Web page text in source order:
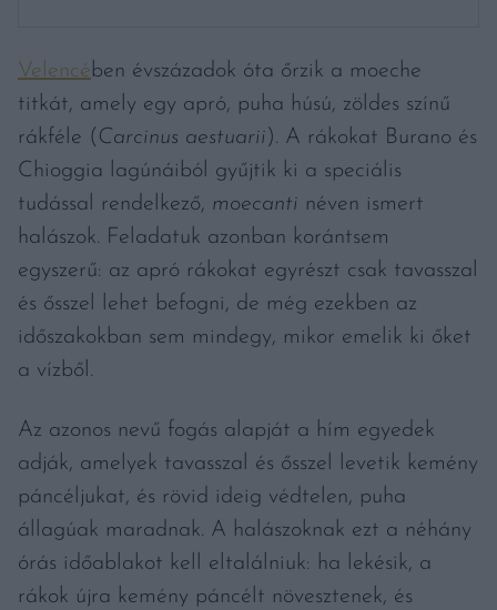
Velencében évszázadok óta őrzik a moeche
titkát, amely egy apró, puha húsú, zöldes színű
rákféle ( Carcinus aestuarii ). A rákokat Burano és
Chioggia lagúnáiból gyűjtik ki a speciális
tudással rendelkező, moecanti néven ismert
halászok. Feladatuk azonban korántsem
egyszerű: az apró rákokat egyrészt csak tavasszal
és ősszel lehet befogni, de még ezekben az
időszakokban sem mindegy, mikor emelik ki őket
a vízből.
Az azonos nevű fogás alapját a hím egyedek
adják, amelyek tavasszal és ősszel levetik kemény
páncéljukat, és rövid ideig védtelen, puha
állagúak maradnak. A halászoknak ezt a néhány
órás időablakot kell eltalálniuk: ha lekésik, a
rákok újra kemény páncélt növesztenek, és